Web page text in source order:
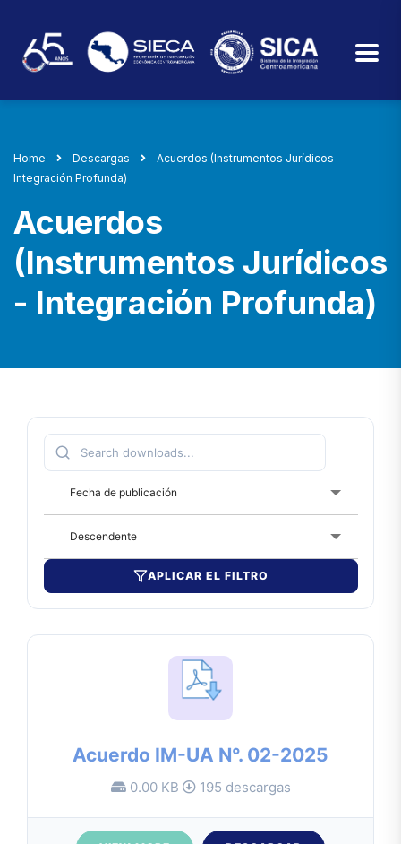
Home Descargas
Acuerdos (Instrumentos Jurídicos -
Integración Profunda)
Acuerdos
(Instrumentos Jurídicos
- Integración Profunda)
Fecha de publicación
Descendente
APLICAR EL FILTRO
Acuerdo IM-UA N°. 02-2025
0.00 KB 195 descargas